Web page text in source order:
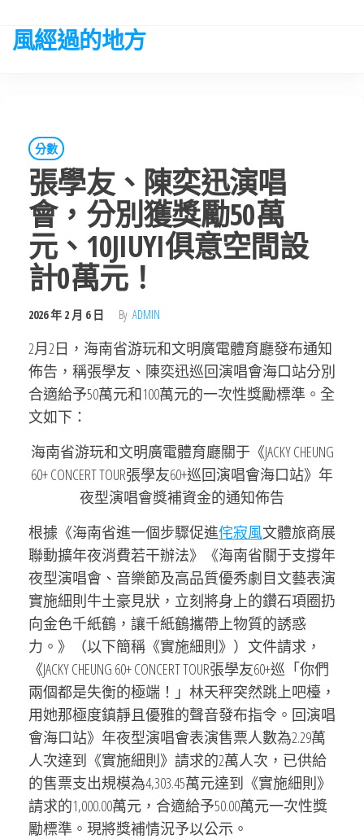
the
風經過的地方
分數
張學友、陳奕迅演唱
會，分別獲獎勵50萬
元、10JIUYI俱意空間設
計0萬元！
2026 年 2 月 6 日 By ADMIN
2月2日，海南省游玩和文明廣電體育廳發布通知
佈告，稱張學友、陳奕迅巡回演唱會海口站分別
合適給予50萬元和100萬元的一次性獎勵標準。全
文如下：
海南省游玩和文明廣電體育廳關于《JACKY CHEUNG
60+ CONCERT TOUR張學友60+巡回演唱會海口站》年
夜型演唱會獎補資金的通知佈告
根據《海南省進一個步驟促進侘寂風文體旅商展
聯動擴年夜消費若干辦法》《海南省關于支撐年
夜型演唱會、音樂節及高品質優秀劇目文藝表演
實施細則牛土豪見狀，立刻將身上的鑽石項圈扔
向金色千紙鶴，讓千紙鶴攜帶上物質的誘惑
力。》（以下簡稱《實施細則》）文件請求，
《JACKY CHEUNG 60+ CONCERT TOUR張學友60+巡「你們
兩個都是失衡的極端！」林天秤突然跳上吧檯，
用她那極度鎮靜且優雅的聲音發布指令。回演唱
會海口站》年夜型演唱會表演售票人數為2.29萬
人次達到《實施細則》請求的2萬人次，已供給
的售票支出規模為4,303.45萬元達到《實施細則》
請求的1,000.00萬元，合適給予50.00萬元一次性獎
勵標準。現將獎補情況予以公示。